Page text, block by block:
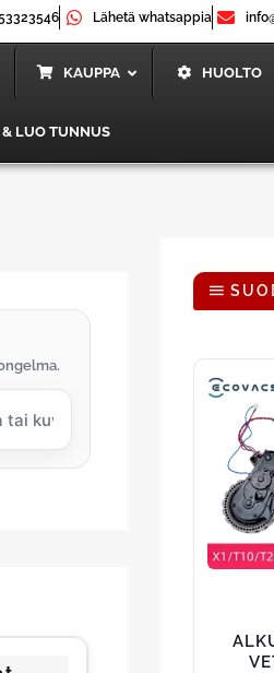
Lähetä whatsappia
KAUPPA HUOLTO
LUO TUNNUS